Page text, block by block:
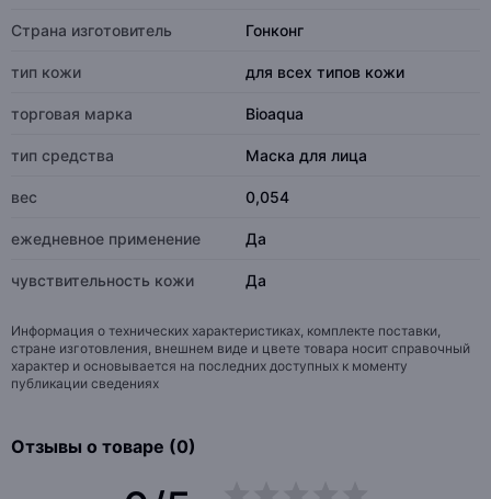
Страна изготовитель Гонконг
тип кожи для всех типов кожи
торговая марка Bioaqua
тип средства Маска для лица
вес 0,054
ежедневное применение Да
чувствительность кожи Да
Информация о технических характеристиках, комплекте поставки,
стране изготовления, внешнем виде и цвете товара носит справочный
характер и основывается на последних доступных к моменту
публикации сведениях
Отзывы о товаре (0)